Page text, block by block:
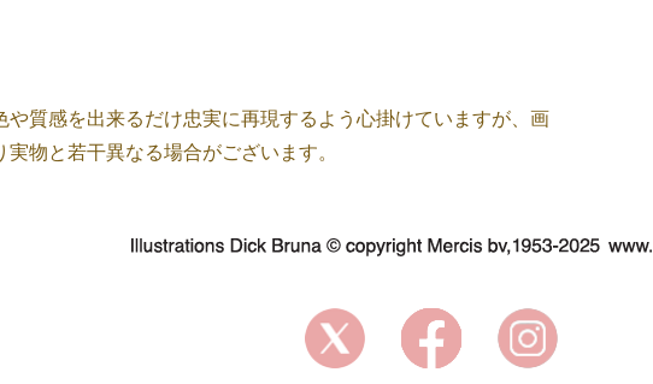
質感を出来るだけ忠実に再現するよう心掛けていますが、画
物と若干異なる場合がございます。